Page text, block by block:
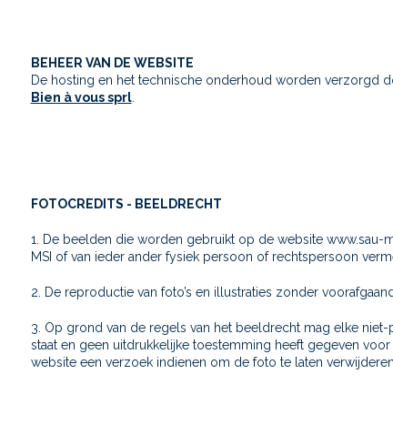
BEHEER VAN DE WEBSITE
De hosting en het technische onderhoud worden verzorgd
Bien à vous sprl.
FOTOCREDITS - BEELDRECHT
1. De beelden die worden gebruikt op de website www.sau-
MSI of van ieder ander fysiek persoon of rechtspersoon
2. De reproductie van foto’s en illustraties zonder
3. Op grond van de regels van het beeldrecht mag elke
staat en geen uitdrukkelijke toestemming heeft gegeven
website een verzoek indienen om de foto te laten verwijderen.